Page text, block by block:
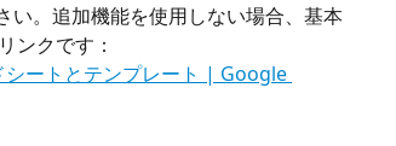
。追加機能を使用しない場合、基本
ンクです：
シートとテンプレート | Google